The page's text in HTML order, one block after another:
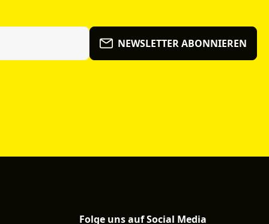
NEWSLETTER ABONNIEREN
Folge uns auf Social Media